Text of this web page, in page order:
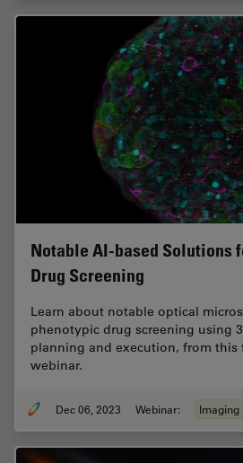
Notable AI-based Solutions
Drug Screening
Learn about notable optical
phenotypic drug screening using
planning and execution, from this
webinar.
Dec 06, 2023 Webinar: Imaging